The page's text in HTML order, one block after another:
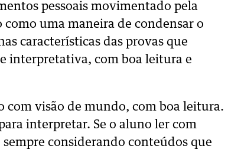
pessoais movimentado pela
uma maneira de condensar o
características das provas que
interpretativa, com boa leitura e
com visão de mundo, com boa leitura.
interpretar. Se o aluno ler com
considerando conteúdos que